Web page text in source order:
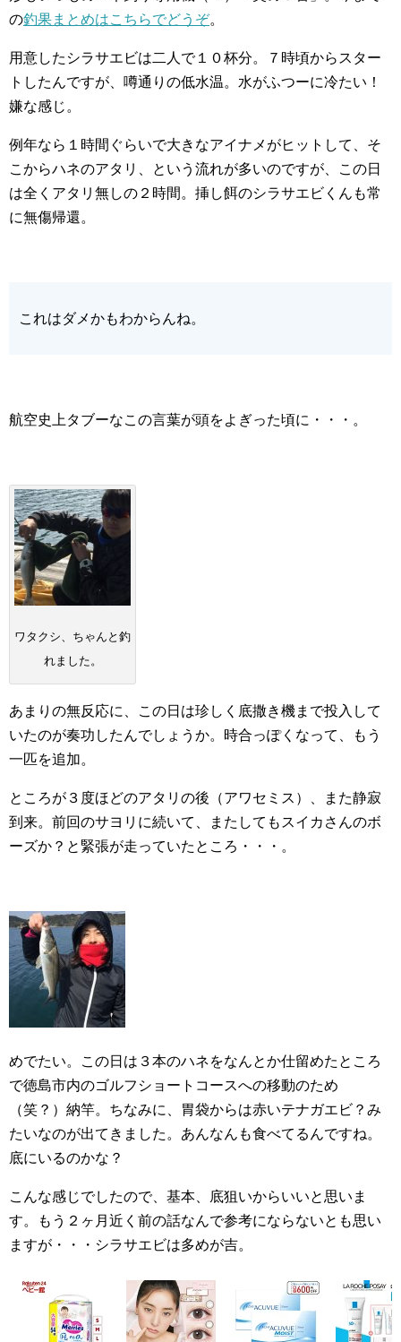
の釣果まとめはこちらでどうぞ。
用意したシラサエビは二人で１０杯分。７時頃からスター
トしたんですが、噂通りの低水温。水がふつーに冷たい！
嫌な感じ。
例年なら１時間ぐらいで大きなアイナメがヒットして、そ
こからハネのアタリ、という流れが多いのですが、この日
は全くアタリ無しの２時間。挿し餌のシラサエビくんも常
に無傷帰還。
これはダメかもわからんね。
航空史上タブーなこの言葉が頭をよぎった頃に・・・。
ワタクシ、ちゃんと釣
れました。
あまりの無反応に、この日は珍しく底撒き機まで投入して
いたのが奏功したんでしょうか。時合っぽくなって、もう
一匹を追加。
ところが３度ほどのアタリの後（アワセミス）、また静寂
到来。前回のサヨリに続いて、またしてもスイカさんのボ
ーズか？と緊張が走っていたところ・・・。
めでたい。この日は３本のハネをなんとか仕留めたところ
で徳島市内のゴルフショートコースへの移動のため
（笑？）納竿。ちなみに、胃袋からは赤いテナガエビ？み
たいなのが出てきました。あんなんも食べてるんですね。
底にいるのかな？
こんな感じでしたので、基本、底狙いからいいと思いま
す。もう２ヶ月近く前の話なんで参考にならないとも思い
ますが・・・シラサエビは多めが吉。